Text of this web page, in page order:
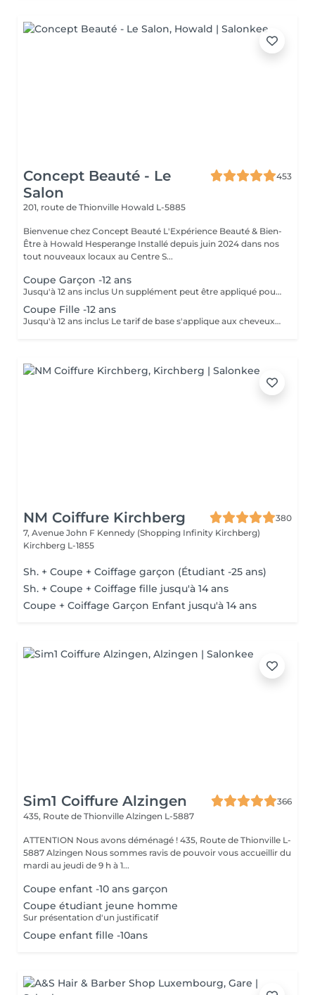
Concept Beauté - Le
Salon
453
201, route de Thionville Howald L-5885
Bienvenue chez Concept Beauté L'Expérience Beauté & Bien-
Être à Howald Hesperange Installé depuis juin 2024 dans nos
tout nouveaux locaux au Centre S...
Coupe Garçon -12 ans
Jusqu'à 12 ans inclus Un supplément peut être appliqué pour les cheveux très longs, très épais ou nécessitant un temps de travail supplémentaire.
Coupe Fille -12 ans
Jusqu'à 12 ans inclus Le tarif de base s'applique aux cheveux courts à mi-longs. Un supplément peut être appliqué pour les cheveux très longs, très épais ou nécessitant un temps de travail supplémentaire.
NM Coiffure Kirchberg
380
7, Avenue John F Kennedy (Shopping Infinity Kirchberg)
Kirchberg L-1855
Sh. + Coupe + Coiffage garçon (Étudiant -25 ans)
Sh. + Coupe + Coiffage fille jusqu'à 14 ans
Coupe + Coiffage Garçon Enfant jusqu'à 14 ans
Sim1 Coiffure Alzingen
366
435, Route de Thionville Alzingen L-5887
ATTENTION Nous avons déménagé ! 435, Route de Thionville L-
5887 Alzingen Nous sommes ravis de pouvoir vous accueillir du
mardi au jeudi de 9 h à 1...
Coupe enfant -10 ans garçon
Coupe étudiant jeune homme
Sur présentation d'un justificatif
Coupe enfant fille -10ans